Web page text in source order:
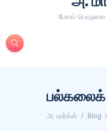
பேசாப்
அ. மார்க்ஸ் Blog